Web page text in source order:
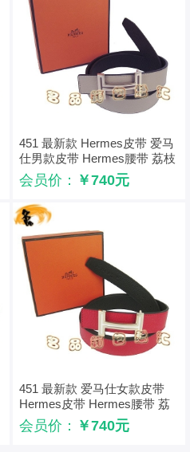
451 最新款 Hermes皮带 爱马
仕男款皮带 Hermes腰带 荔枝
纹灰配黑 浅金配啡扣3cm
会员价： ￥740元
451 最新款 爱马仕女款皮带
Hermes皮带 Hermes腰带 荔
枝纹红配黑 浅金配白扣3cm
会员价： ￥740元